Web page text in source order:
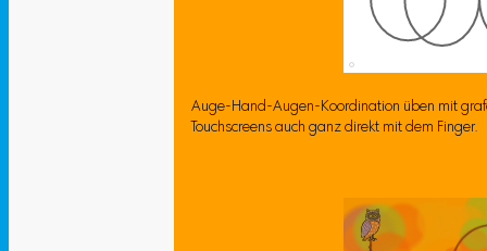
Auge-Hand-Augen-Koordination üben mit
Touchscreens auch ganz direkt mit dem Finger.